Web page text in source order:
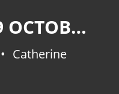
DIMANCHE 19 OCTOBRE À FLOTTES
Catherine